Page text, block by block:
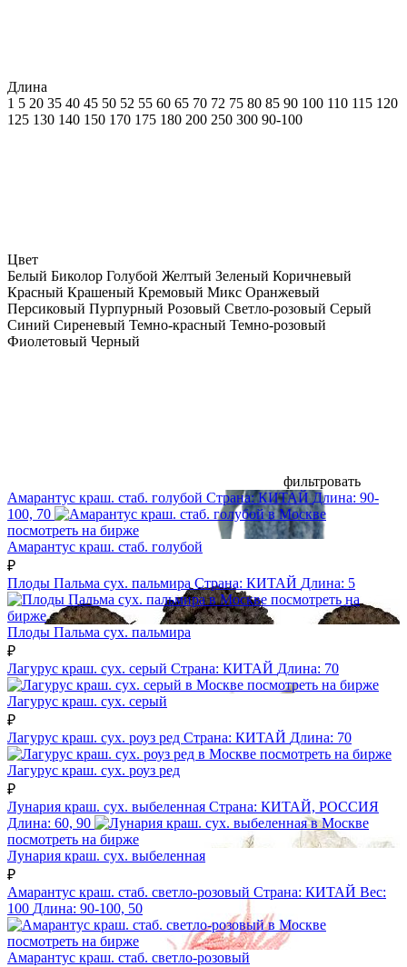
Длина
1 5 20 35 40 45 50 52 55 60 65 70 72 75 80 85 90 100 110 115 120
125 130 140 150 170 175 180 200 250 300 90-100
Цвет
Белый Биколор Голубой Желтый Зеленый Коричневый
Красный Крашеный Кремовый Микс Оранжевый
Персиковый Пурпурный Розовый Светло-розовый Серый
Синий Сиреневый Темно-красный Темно-розовый
Фиолетовый Черный
фильтровать
Амарантус краш. стаб. голубой Страна:КИТАЙ Длина: 90-
100, 70
посмотреть на бирже
Амарантус краш. стаб. голубой
₽
Плоды Пальма сух. пальмира Страна: КИТАЙ Длина: 5
посмотреть на
бирже
Плоды Пальма сух. пальмира
₽
Лагурус краш. сух. серый Страна: КИТАЙ Длина: 70
посмотреть на бирже
Лагурус краш. сух. серый
₽
Лагурус краш. сух. роуз ред Страна: КИТАЙ Длина: 70
посмотреть на бирже
Лагурус краш. сух. роуз ред
₽
Лунария краш. сух. выбеленная Страна: КИТАЙ, РОССИЯ
Длина: 60, 90
посмотреть на бирже
Лунария краш. сух. выбеленная
₽
Амарантус краш. стаб. светло-розовый Страна: КИТАЙ Вес:
100 Длина: 90-100, 50
посмотреть на бирже
Амарантус краш. стаб. светло-розовый